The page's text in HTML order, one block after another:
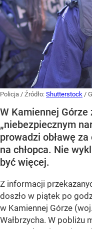
Policja / Źródło: Shutterstock /
W Kamiennej
„niebezpiecznym
prowadzi obławę
na chłopca. Nie
być więcej.
Z informacji
doszło w piątek po
w Kamiennej Górze
Wałbrzycha. W pobliżu